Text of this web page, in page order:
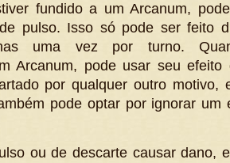
fundido a um Arcanum,
pulso. Isso só pode ser feito
uma vez por turno.
Arcanum, pode usar seu
por qualquer outro motivo,
pode optar por ignorar um
ou de descarte causar dano,